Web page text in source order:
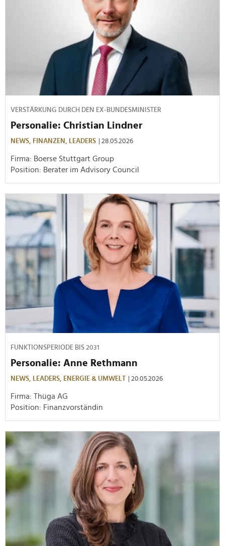
VERSTÄRKUNG DURCH DEN EX-BUNDESMINISTER
Personalie: Christian Lindner
NEWS, FINANZEN, LEADERS | 28.05.2026
Firma: Boerse Stuttgart Group
Position: Berater im Advisory Council
FUNKTIONSPERIODE BIS 2031
Personalie: Anne Rethmann
NEWS, LEADERS, ENERGIE & UMWELT | 20.05.2026
Firma: Thüga AG
Position: Finanzvorständin